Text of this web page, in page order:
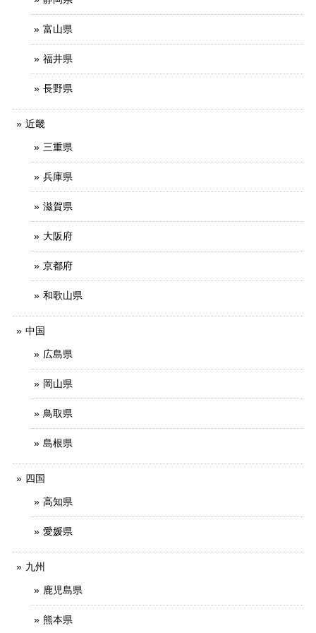
富山県
福井県
長野県
近畿
三重県
兵庫県
滋賀県
大阪府
京都府
和歌山県
中国
広島県
岡山県
鳥取県
島根県
四国
高知県
愛媛県
九州
鹿児島県
熊本県